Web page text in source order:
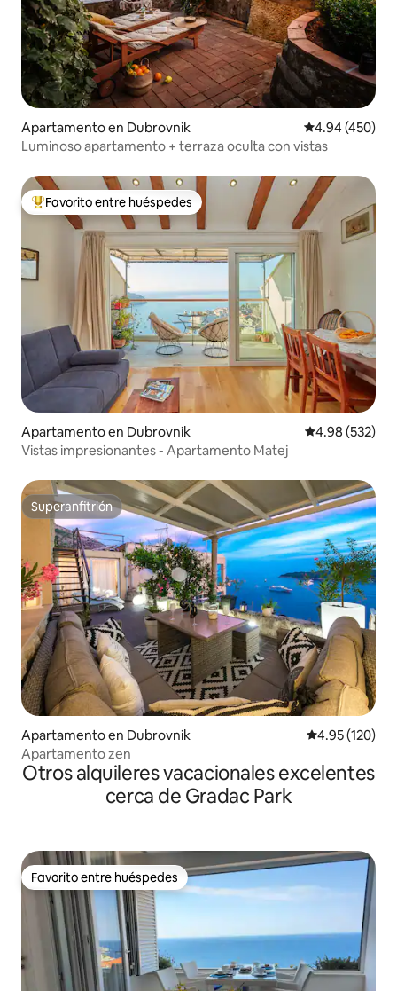
Apartamento en Dubrovnik Calificación
4.94 (450)
Luminoso apartamento + terraza oculta con vistas
Favorito entre huéspedes preferido
Favorito entre huéspedes
Apartamento en Dubrovnik Calificación
4.98 (532)
Vistas impresionantes - Apartamento Matej
Superanfitrión
Superanfitrión
Apartamento en Dubrovnik Calificación
4.95 (120)
Apartamento zen
Otros alquileres vacacionales excelentes
cerca de Gradac Park
Favorito entre huéspedes
Favorito entre huéspedes